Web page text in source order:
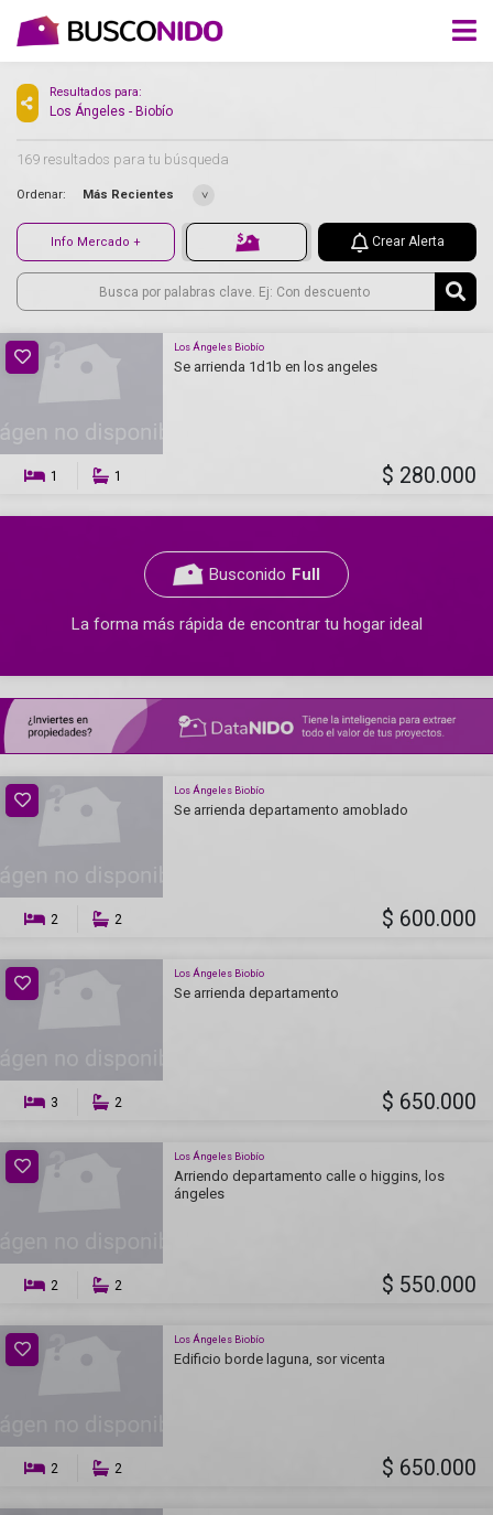
Resultados para:
Los Ángeles - Biobío
169 resultados para tu búsqueda
Ordenar: Más Recientes
Info Mercado + Crear Alerta
Los Ángeles Biobío
Se arrienda 1d1b en los angeles
1 1 $ 280.000
Busconido Full
La forma más rápida de encontrar tu hogar ideal
Los Ángeles Biobío
Se arrienda departamento amoblado
2 2 $ 600.000
Los Ángeles Biobío
Se arrienda departamento
3 2 $ 650.000
Los Ángeles Biobío
Arriendo departamento calle o higgins, los
ángeles
2 2 $ 550.000
Los Ángeles Biobío
Edificio borde laguna, sor vicenta
2 2 $ 650.000